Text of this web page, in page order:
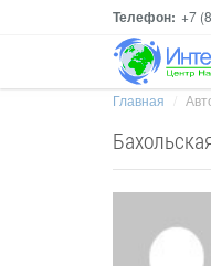
Телефон: +7
Главная